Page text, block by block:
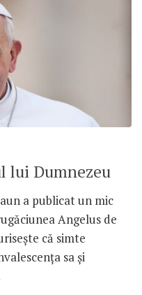
lui Dumnezeu
a publicat un mic
Angelus de
că simte
sa și